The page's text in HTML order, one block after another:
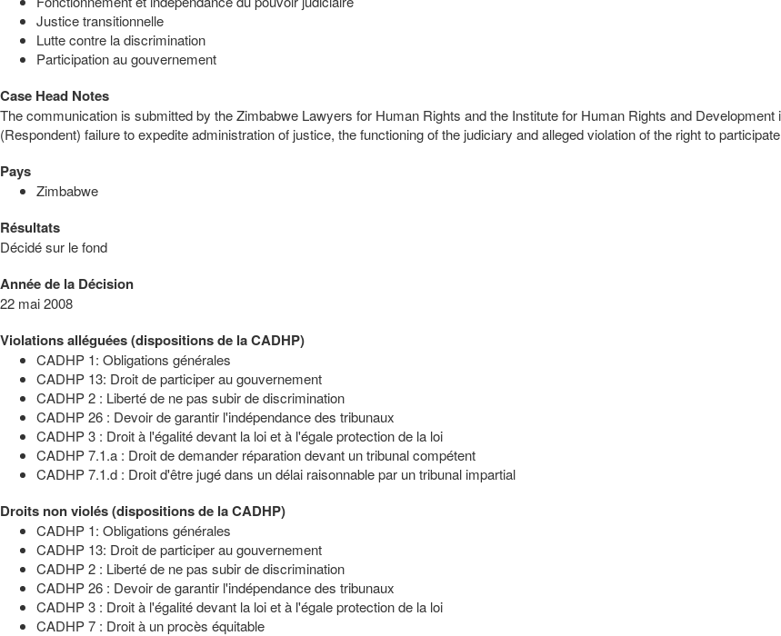
Justice transitionnelle
Lutte contre la discrimination
Participation au gouvernement
Case Head Notes
The communication is submitted by the Zimbabwe Lawyers for Human Rights and the Institute for Human Rights and
(Respondent) failure to expedite administration of justice, the functioning of the judiciary and alleged violation of the right to
Pays
Zimbabwe
Résultats
Décidé sur le fond
Année de la Décision
22 mai 2008
Violations alléguées (dispositions de la CADHP)
CADHP 1: Obligations générales
CADHP 13: Droit de participer au gouvernement
CADHP 2 : Liberté de ne pas subir de discrimination
CADHP 26 : Devoir de garantir l'indépendance des tribunaux
CADHP 3 : Droit à l'égalité devant la loi et à l'égale protection de la loi
CADHP 7.1.a : Droit de demander réparation devant un tribunal compétent
CADHP 7.1.d : Droit d'être jugé dans un délai raisonnable par un tribunal impartial
Droits non violés (dispositions de la CADHP)
CADHP 1: Obligations générales
CADHP 13: Droit de participer au gouvernement
CADHP 2 : Liberté de ne pas subir de discrimination
CADHP 26 : Devoir de garantir l'indépendance des tribunaux
CADHP 3 : Droit à l'égalité devant la loi et à l'égale protection de la loi
CADHP 7 : Droit à un procès équitable